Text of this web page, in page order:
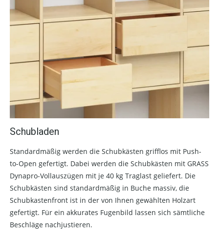
Schubladen
Standardmäßig werden die Schubkästen grifflos mit Push-
to-Open gefertigt. Dabei werden die Schubkästen mit GRASS
Dynapro-Vollauszügen mit je 40 kg Traglast geliefert. Die
Schubkästen sind standardmäßig in Buche massiv, die
Schubkastenfront ist in der von Ihnen gewählten Holzart
gefertigt. Für ein akkurates Fugenbild lassen sich sämtliche
Beschläge nachjustieren.